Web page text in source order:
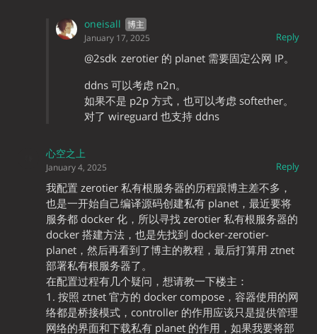
oneisall
Reply
January 17, 2025
@2sdk zerotier 的 planet 需要固定公网 IP。
ddns 可以考虑 n2n。
如果不是 p2p 方式，也可以考虑 softether。
对了 wireguard 也支持 ddns
心空之上
Reply
January 4, 2025
我配置 zerotier 私有根服务器的历程跟博主差不多，
也是一开始自己编译源码创建私有 planet，最近要将
服务都 docker 化，所以寻找 zerotier 私有根服务器的
docker 搭建方法，也是先找到 docker-zerotier-
planet，然后再看到了博主的教程，最后打算用 ztnet
部署私有根服务器了。
在配置过程有几个疑问，想请教一下楼主：
1. 按照 ztnet 官方的 docker compose，容器使用的网
络都是桥接模式，controller 的作用应该只是提供管理
网络的界面和下载私有 planet 的作用，如果我要将部